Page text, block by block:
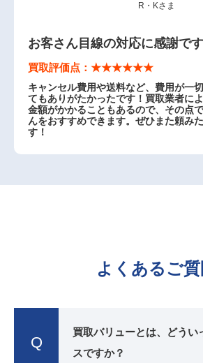
R・Kさま
お客さん目線の対応に感謝です
買取評価点：★★★★★★
キャンセル費用や送料など、費用が一
てもありがたかったです！買取業者に
金額がかかることもあるので、その点
んをおすすめできます。ぜひまた頼み
す！
よくあるご質
Q
買取バリューとは、どうい
スですか？